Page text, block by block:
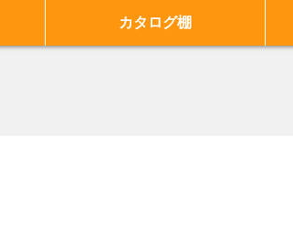
カタログ棚